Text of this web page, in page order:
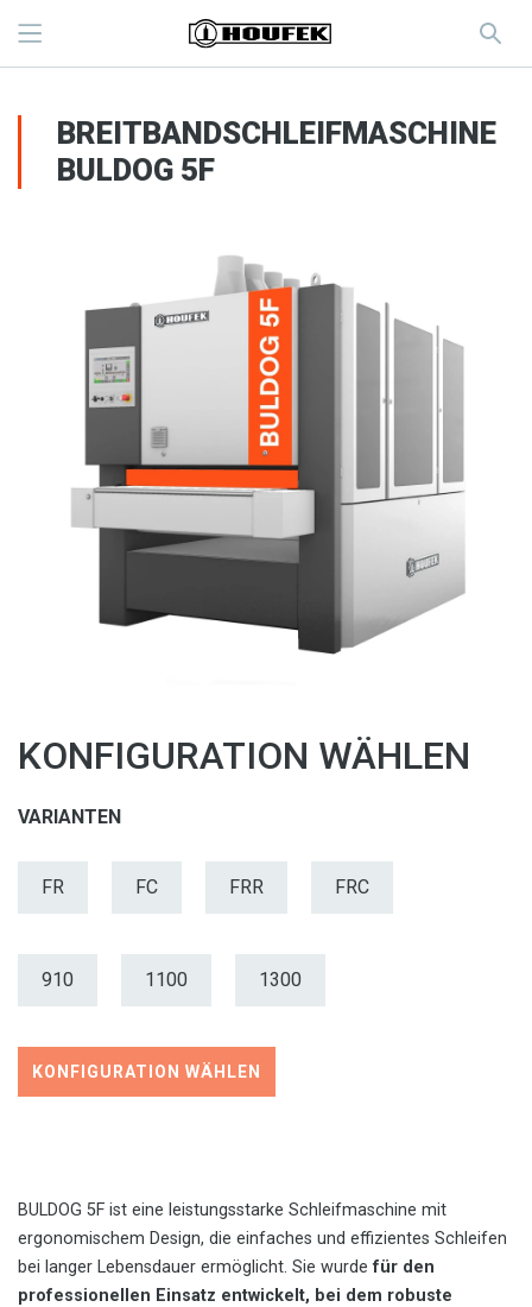
BREITBANDSCHLEIFMASCHINE
BULDOG 5F
KONFIGURATION WÄHLEN
VARIANTEN
FR FC FRR FRC
910 1100 1300
KONFIGURATION WÄHLEN
BULDOG 5F ist eine leistungsstarke Schleifmaschine mit
ergonomischem Design, die einfaches und effizientes Schleifen
bei langer Lebensdauer ermöglicht. Sie wurdefür den
professionellen Einsatz entwickelt, bei dem robuste